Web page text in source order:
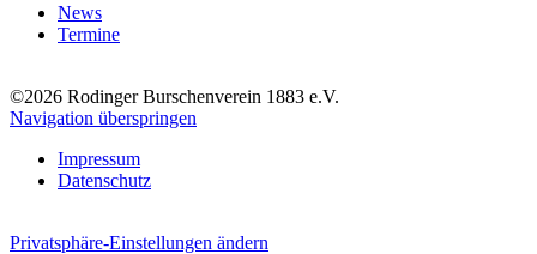
News
Termine
©2026 Rodinger Burschenverein 1883 e.V.
Navigation überspringen
Impressum
Datenschutz
Privatsphäre-Einstellungen ändern